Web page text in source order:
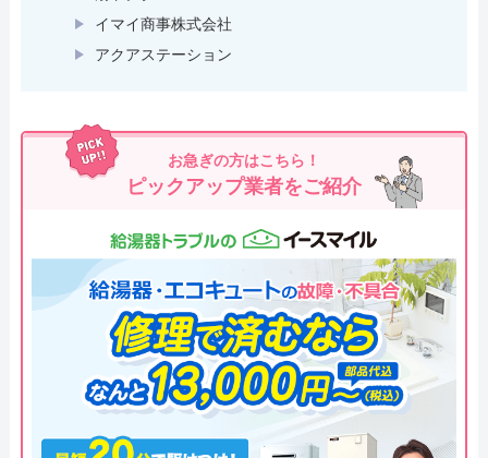
イマイ商事株式会社
アクアステーション
お急ぎの方はこちら！
ピックアップ業者をご紹介